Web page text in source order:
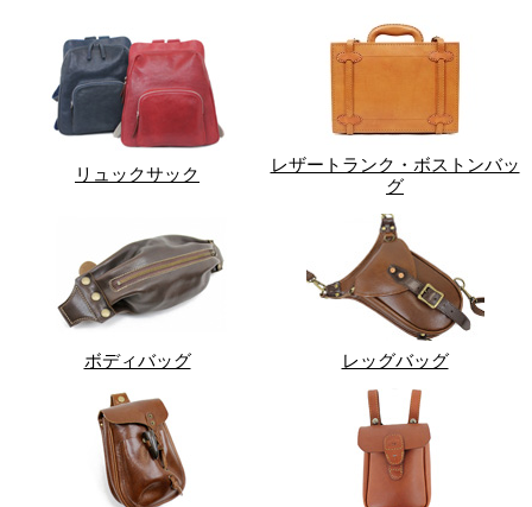
リュックサック
レザートランク・ボストンバッ
グ
ボディバッグ レッグバッグ